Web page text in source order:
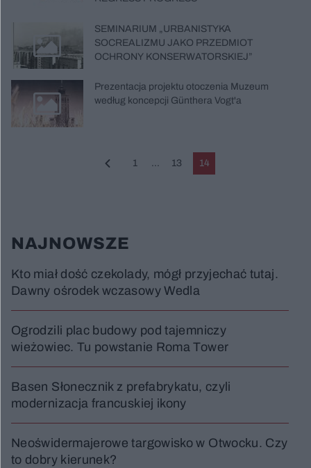
SEMINARIUM „URBANISTYKA
SOCREALIZMU JAKO PRZEDMIOT
OCHRONY KONSERWATORSKIEJ”
Prezentacja projektu otoczenia Muzeum
według koncepcji Günthera Vogt'a
1 13 14
NAJNOWSZE
Kto miał dość czekolady, mógł przyjechać tutaj.
Dawny ośrodek wczasowy Wedla
Ogrodzili plac budowy pod tajemniczy
wieżowiec. Tu powstanie Roma Tower
Basen Słonecznik z prefabrykatu, czyli
modernizacja francuskiej ikony
Neoświdermajerowe targowisko w Otwocku. Czy
to dobry kierunek?